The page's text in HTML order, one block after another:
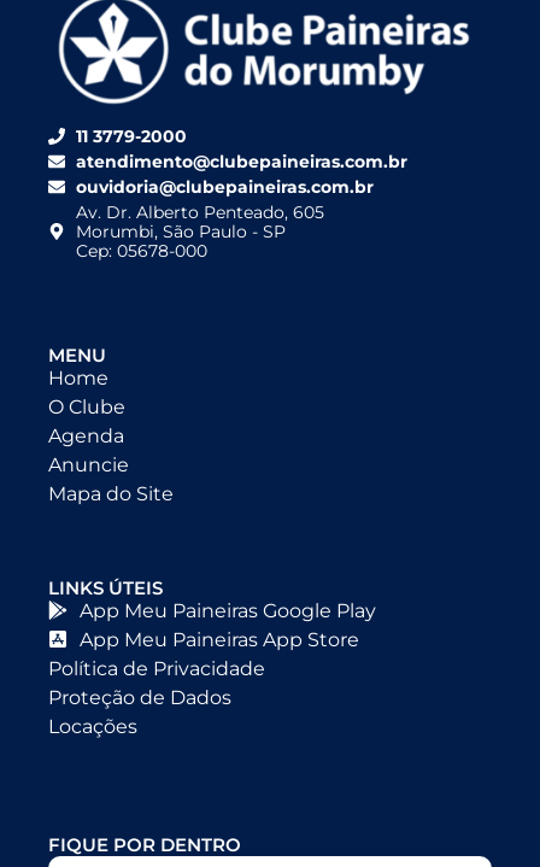
11 3779-2000
atendimento@clubepaineiras.com.br
ouvidoria@clubepaineiras.com.br
Av. Dr. Alberto Penteado, 605
Morumbi, São Paulo - SP
Cep: 05678-000
MENU
Home
O Clube
Agenda
Anuncie
Mapa do Site
LINKS ÚTEIS
App Meu Paineiras Google Play
App Meu Paineiras App Store
Política de Privacidade
Proteção de Dados
Locações
FIQUE POR DENTRO